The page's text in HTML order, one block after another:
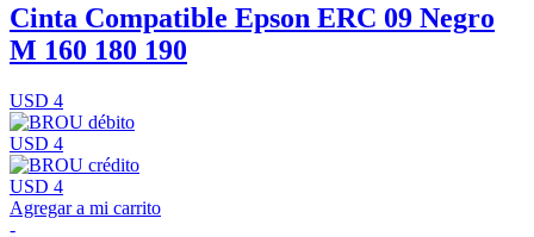
Cinta Compatible Epson ERC 09 Negro
M 160 180 190
USD 4
USD 4
USD 4
Agregar a mi carrito
-